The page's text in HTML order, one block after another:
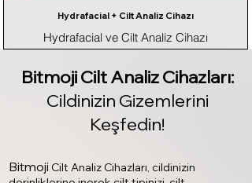
Hydrafacial + Cilt Analiz Cihazı
Hydrafacial ve Cilt Analiz Cihazı
Bitmoji Cilt Analiz Cihazları:
Cildinizin Gizemlerini
Keşfedin!
Bitmoji Cilt Analiz Cihazları, cildinizin